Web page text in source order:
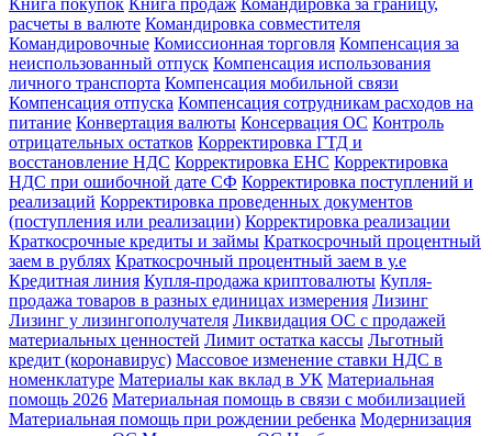
Книга покупок Книга продаж Командировка за границу,
расчеты в валюте Командировка совместителя
Командировочные Комиссионная торговля Компенсация за
неиспользованный отпуск Компенсация использования
личного транспорта Компенсация мобильной связи
Компенсация отпуска Компенсация сотрудникам расходов на
питание Конвертация валюты Консервация ОС Контроль
отрицательных остатков Корректировка ГТД и
восстановление НДС Корректировка ЕНС Корректировка
НДС при ошибочной дате СФ Корректировка поступлений и
реализаций Корректировка проведенных документов
(поступления или реализации) Корректировка реализации
Краткосрочные кредиты и займы Краткосрочный процентный
заем в рублях Краткосрочный процентный заем в у.е
Кредитная линия Купля-продажа криптовалюты Купля-
продажа товаров в разных единицах измерения Лизинг
Лизинг у лизингополучателя Ликвидация ОС с продажей
материальных ценностей Лимит остатка кассы Льготный
кредит (коронавирус) Массовое изменение ставки НДС в
номенклатуре Материалы как вклад в УК Материальная
помощь 2026 Материальная помощь в связи с мобилизацией
Материальная помощь при рождении ребенка Модернизация